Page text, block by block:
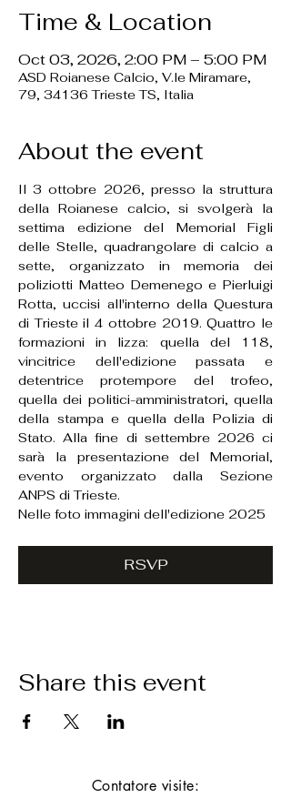
Time & Location
Oct 03, 2026, 2:00 PM – 5:00 PM
ASD Roianese Calcio, V.le Miramare,
79, 34136 Trieste TS, Italia
About the event
Il 3 ottobre 2026, presso la struttura
della Roianese calcio, si svolgerà la
settima edizione del Memorial Figli
delle Stelle, quadrangolare di calcio a
sette, organizzato in memoria dei
poliziotti Matteo Demenego e Pierluigi
Rotta, uccisi all'interno della Questura
di Trieste il 4 ottobre 2019. Quattro le
formazioni in lizza: quella del 118,
vincitrice dell'edizione passata e
detentrice protempore del trofeo,
quella dei politici-amministratori, quella
della stampa e quella della Polizia di
Stato. Alla fine di settembre 2026 ci
sarà la presentazione del Memorial,
evento organizzato dalla Sezione
ANPS di Trieste.
Nelle foto immagini dell'edizione 2025
RSVP
Share this event
Contatore visite: